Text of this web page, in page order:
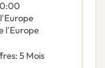
l'Europe
: 5 Mois